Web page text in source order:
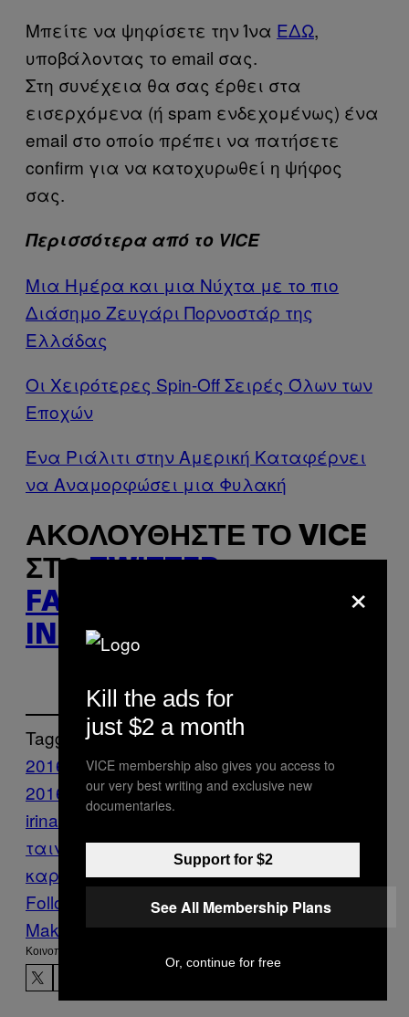
Μπείτε να ψηφίσετε την Ίνα ΕΔΩ,
υποβάλοντας το email σας.
Στη συνέχεια θα σας έρθει στα
εισερχόμενα (ή spam ενδεχομένως) ένα
email στο οποίο πρέπει να πατήσετε
confirm για να κατοχυρωθεί η ψήφος
σας.
Περισσότερα από το VICE
Μια Ημέρα και μια Νύχτα με το πιο
Διάσημο Ζευγάρι Πορνοστάρ της
Ελλάδας
Οι Χειρότερες Spin-Off Σειρές Όλων των
Εποχών
Ένα Ριάλιτι στην Αμερική Καταφέρνει
να Αναμορφώσει μια Φυλακή
ΑΚΟΛΟΥΘΉΣΤΕ ΤΟ VICE
ΣΤΟ
FACEBOOK
INSTAGRAM
Tagged:
2016
Culture DDF DDF Awards
2016
INA News NSFW porn Porno
irina
ταινίες Βραβεία βραβείο διάκριση Όσ
καρ
Πορνοστάρ Τεό υποψηφιότητα
Follow Us On Discover
Make Us Preferred In Top Stories
Kοινοποίηση
×
Kill the ads for
just $2 a month
VICE membership also gives you access to
our very best writing and exclusive new
documentaries.
Support for $2
See All Membership Plans
Or, continue for free